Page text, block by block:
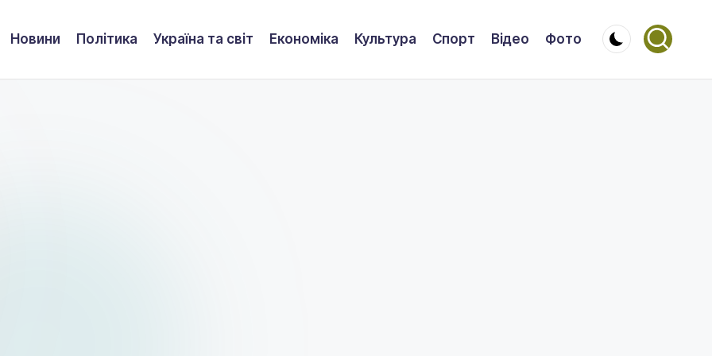
Новини Політика Україна та світ Економіка Культура Спорт Відео Фото